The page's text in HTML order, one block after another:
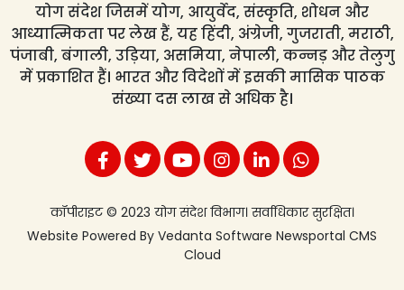
योग संदेश जिसमें योग, आयुर्वेद, संस्कृति, शोधन और
आध्यात्मिकता पर लेख हैं, यह हिंदी, अंग्रेजी, गुजराती, मराठी,
पंजाबी, बंगाली, उड़िया, असमिया, नेपाली, कन्नड़ और तेलुगु
में प्रकाशित हैं। भारत और विदेशों में इसकी मासिक पाठक
संख्या दस लाख से अधिक है।
कॉपीराइट © 2023 योग संदेश विभाग। सर्वाधिकार सुरक्षित।
Website Powered By Vedanta Software Newsportal CMS
Cloud